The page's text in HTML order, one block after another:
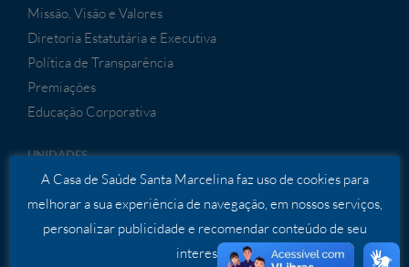
Missão, Visão e Valores
Diretoria Estatutária e Executiva
Política de Transparência
Premiações
Educação Corporativa
UNIDADES
APS Santa Marcelina
Hospital Dia Itaim Paulista
Hospital Dia São Miguel
A Casa de Saúde Santa Marcelina faz uso de cookies para
melhorar a sua experiência de navegação, em nossos serviços,
personalizar publicidade e recomendar conteúdo de seu
interesse.